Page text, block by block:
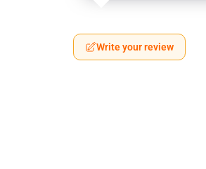
Write your review